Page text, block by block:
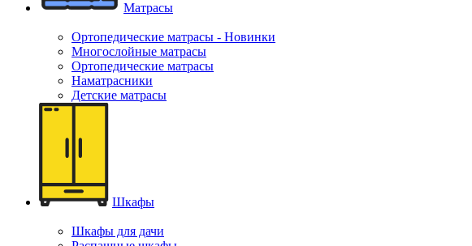
Матрасы
Ортопедические матрасы - Новинки
Многослойные матрасы
Ортопедические матрасы
Наматрасники
Детские матрасы
Шкафы
Шкафы для дачи